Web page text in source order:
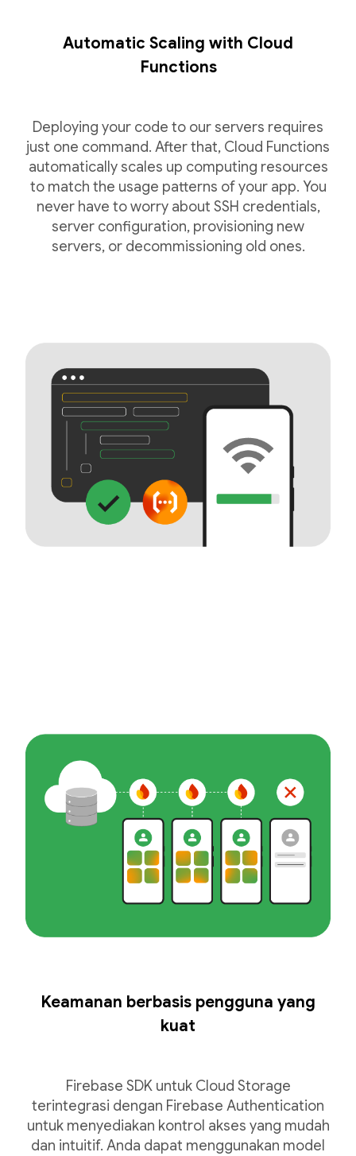
Automatic Scaling with Cloud
Functions
Deploying your code to our servers requires
just one command. After that, Cloud Functions
automatically scales up computing resources
to match the usage patterns of your app. You
never have to worry about SSH credentials,
server configuration, provisioning new
servers, or decommissioning old ones.
Keamanan berbasis pengguna yang
kuat
Firebase SDK untuk Cloud Storage
terintegrasi dengan Firebase Authentication
untuk menyediakan kontrol akses yang mudah
dan intuitif. Anda dapat menggunakan model